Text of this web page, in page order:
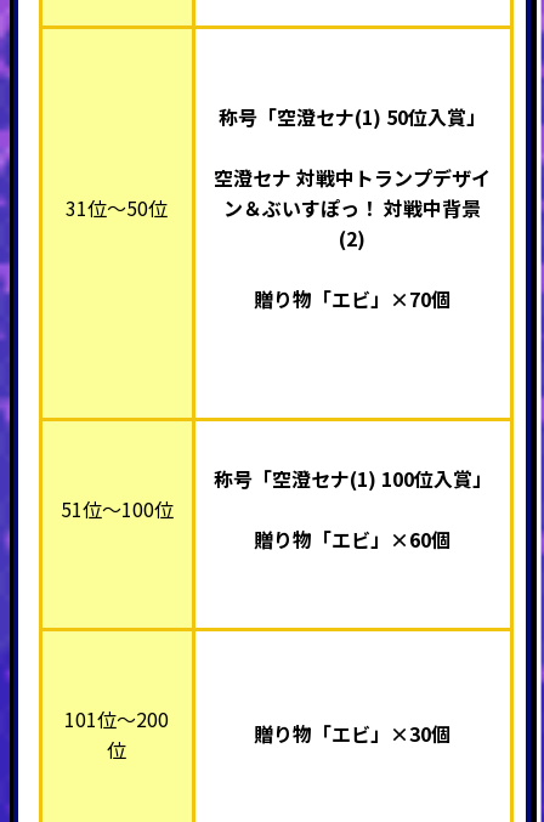
31位～50位
称号「空澄セナ(1) 50位入賞」
空澄セナ 対戦中トランプデザイ
ン＆ぶいすぽっ！ 対戦中背景
(2)
贈り物「エビ」×70個
51位～100位
称号「空澄セナ(1) 100位入賞」
贈り物「エビ」×60個
101位～200
位
贈り物「エビ」×30個